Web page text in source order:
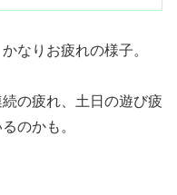
なりお疲れの様子。
の疲れ、土日の遊び疲
のかも。